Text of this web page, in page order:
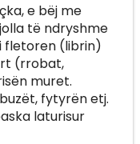
e bëj me
të ndryshme
fletoren (librin)
(rrobat,
muret.
fytyrën etj.
laturisur